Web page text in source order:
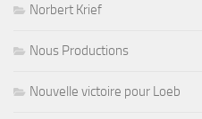
Norbert Krief
Nous Productions
Nouvelle victoire pour Loeb